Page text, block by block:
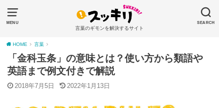
MENU SEARCH
言葉のギモンを解決するサイト
HOME 言葉
「金科玉条」の意味とは？使い方から類語や
英語まで例文付きで解説
2018年7月5日 2022年1月13日